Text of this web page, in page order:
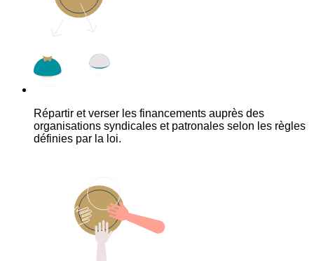
Répartir et verser les financements auprès des
organisations syndicales et patronales selon les règles
définies par la loi.